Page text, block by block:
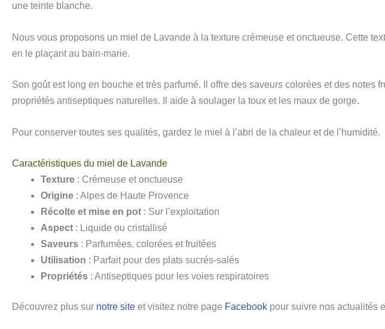
une teinte blanche.
Nous vous proposons un miel de Lavande à la texture crémeuse et onctueuse. Cette
en le plaçant au bain-marie.
Son goût est long en bouche et très parfumé. Il offre des saveurs colorées et des
propriétés antiseptiques naturelles. Il aide à soulager la toux et les maux de gorge.
Pour conserver toutes ses qualités, gardez le miel à l’abri de la chaleur et de l’humidité.
Caractéristiques du miel de Lavande
Texture : Crémeuse et onctueuse
Origine : Alpes de Haute Provence
Récolte et mise en pot : Sur l’exploitation
Aspect : Liquide ou cristallisé
Saveurs : Parfumées, colorées et fruitées
Utilisation : Parfait pour des plats sucrés-salés
Propriétés : Antiseptiques pour les voies respiratoires
Découvrez plus sur notre site et visitez notre page Facebook pour suivre nos actualités